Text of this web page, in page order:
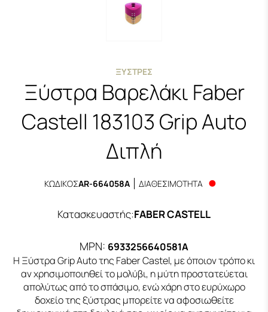
ΞΎΣΤΡΕΣ
Ξύστρα Βαρελάκι Faber
Castell 183103 Grip Auto
Διπλή
ΚΩΔΙΚΟΣAR-664058A ΔΙΑΘΕΣΙΜΟΤΗΤΑ
Κατασκευαστής:FABER CASTELL
MPN: 6933256640581A
Η Ξύστρα Grip Auto της Faber Castel, με όποιον τρόπο κι
αν χρησιμοποιηθεί το μολύβι, η μύτη προστατεύεται
απολύτως από το σπάσιμο, ενώ χάρη στο ευρύχωρο
δοχείο της ξύστρας μπορείτε να αφοσιωθείτε